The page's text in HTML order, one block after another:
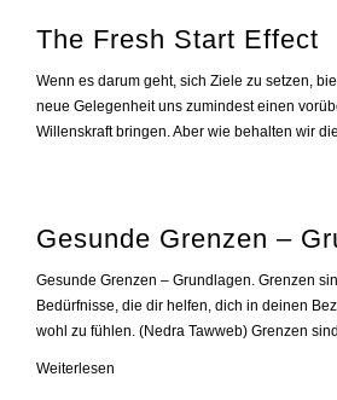
The Fresh Start Effect
Wenn es darum geht, sich Ziele zu setzen,
neue Gelegenheit uns zumindest einen
Willenskraft bringen. Aber wie behalten wir
Gesunde Grenzen –
Gesunde Grenzen – Grundlagen. Grenzen
Bedürfnisse, die dir helfen, dich in deinen
wohl zu fühlen. (Nedra Tawweb) Grenzen sind
Gesunde
Weiterlesen